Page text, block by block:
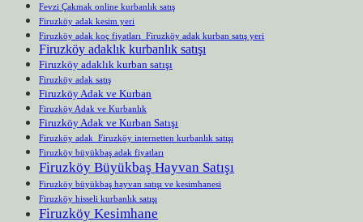
Fevzi Çakmak online kurbanlık satış
Firuzköy adak kesim yeri
Firuzköy adak koç fiyatları Firuzköy adak kurban satış yeri
Firuzköy adaklık kurbanlık satışı
Firuzköy adaklık kurban satışı
Firuzköy adak satış
Firuzköy Adak ve Kurban
Firuzköy Adak ve Kurbanlık
Firuzköy Adak ve Kurban Satışı
Firuzköy adak Firuzköy internetten kurbanlık satışı
Firuzköy büyükbaş adak fiyatları
Firuzköy Büyükbaş Hayvan Satışı
Firuzköy büyükbaş hayvan satışı ve kesimhanesi
Firuzköy hisseli kurbanlık satışı
Firuzköy Kesimhane